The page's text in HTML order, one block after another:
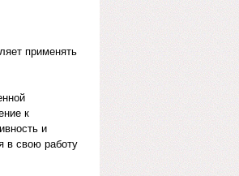
применять
к
и
в свою работу